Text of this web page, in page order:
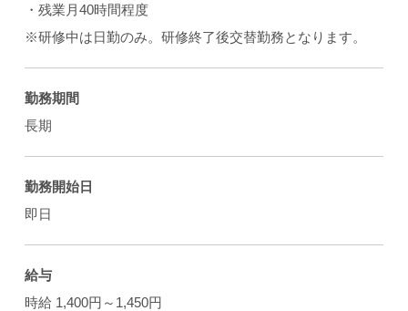
・残業月40時間程度
※研修中は日勤のみ。研修終了後交替勤務となります。
勤務期間
長期
勤務開始日
即日
給与
時給 1,400円～1,450円